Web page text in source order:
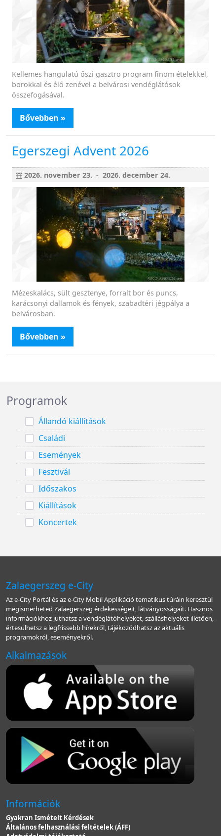
Kellemes hangulatú őszi gasztro program finom ételekkel,
borokkal és élő zenével a belvárosi vendéglátósok
összefogásával.
Bővebben »
Egerszegi Advent 2026
2026. november 23. - 2026. december 24.
Mézeskalács, sült gesztenye, forralt bor és puncs,
karácsonyi dallamok és fények, szabadtéri jégpálya a
belvárosban.
Bővebben »
Programok
Állandó kiállítások
Családi
Események
Fesztivál
Időszakos
Kiállítások
Koncertek
Zalaegerszeg e-City
Az e-City Portál és az e-City Mobil Applikáció tematikus túráin keresztül
megismerheted Zalaegerszeg érdekességeit, látványosságait. Hasznos
információkhoz juthatsz a vendéglátóhelyeket, szálláshelyeket illetően,
értesülhetsz a legfrissebb hírekről, tájékozódhatsz az aktuális
programokról, eseményekről.
Alkalmazások
Információk
Gyakran Ismételt Kérdések
Általános felhasználási feltételek (ÁFF)